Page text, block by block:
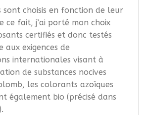
sont choisis en fonction de leur
ce fait, j’ai porté mon choix
certifiés et donc testés
aux exigences de
internationales visant à
de substances nocives
les colorants azoïques
également bio (précisé dans